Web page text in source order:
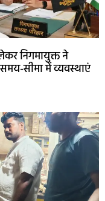
निगमायुक्त ने
समय-सीमा में व्यवस्थाएं